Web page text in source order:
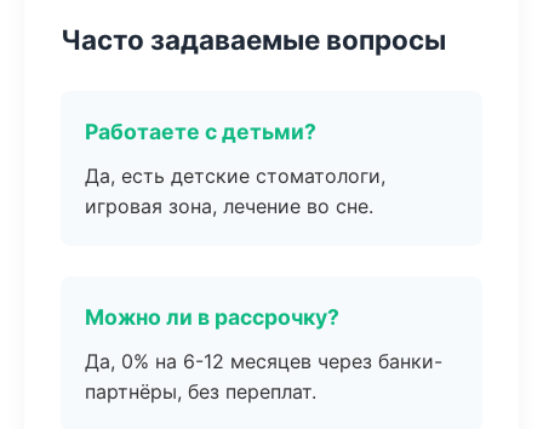
Часто задаваемые вопросы
Работаете с детьми?
Да, есть детские стоматологи,
игровая зона, лечение во сне.
Можно ли в рассрочку?
Да, 0% на 6-12 месяцев через банки-
партнёры, без переплат.